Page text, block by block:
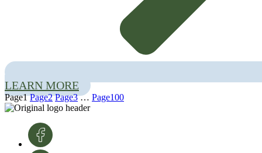
economical and efficient application of crop protection products,
minimizing waste and environmental impact.
Integrated Services and Solutions:
Hubel Verde highlighted its
integrated services and solutions
cover various aspects of crop management. These holistic approaches
agricultural activity.
Recognition and Collaboration
InPP would like to thank Hubel Verde
sharing of knowledge and technologies. Your experience is fundamental to
Portugal.
LEARN MORE
Page1 Page2 Page3 … Page100